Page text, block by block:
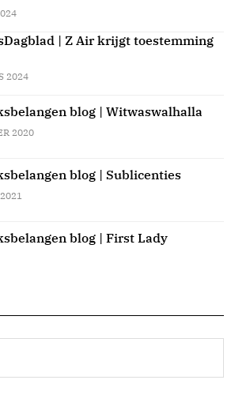
| Z Air krijgt toestemming
2024
blog | Witwaswalhalla
2020
blog | Sublicenties
blog | First Lady